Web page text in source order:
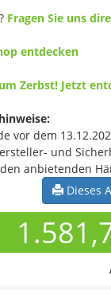
Fragen Sie uns
entdecken
Zerbst! Jetzt
vor dem
und
anbietenden
Dieses